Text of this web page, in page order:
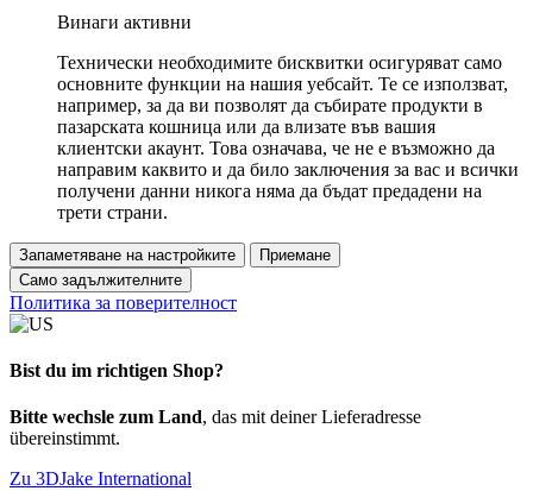
Винаги активни
Технически необходимите бисквитки осигуряват само
основните функции на нашия уебсайт. Те се използват,
например, за да ви позволят да събирате продукти в
пазарската кошница или да влизате във вашия
клиентски акаунт. Това означава, че не е възможно да
направим каквито и да било заключения за вас и всички
получени данни никога няма да бъдат предадени на
трети страни.
Запаметяване на настройките
Приемане
Само задължителните
Политика за поверителност
Bist du im richtigen Shop?
Bitte wechsle zum Land, das mit deiner Lieferadresse
übereinstimmt.
Zu 3DJake International